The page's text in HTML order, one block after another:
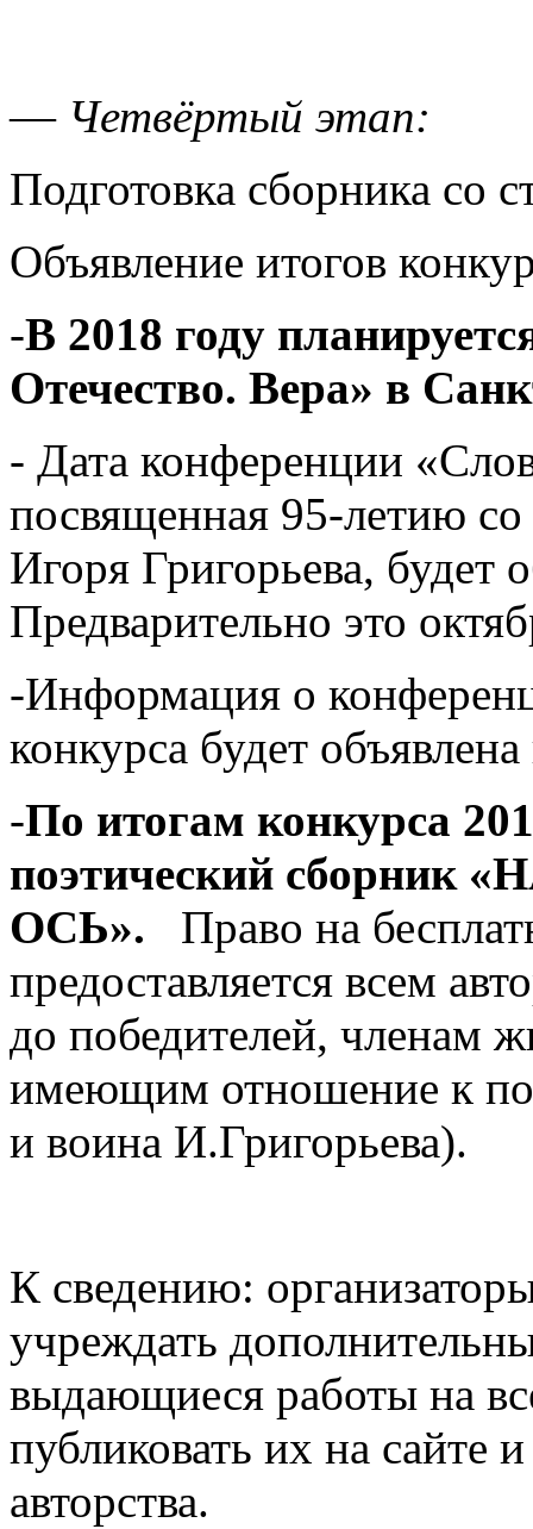
— Четвёртый этап:
Подготовка сборника со
Объявление итогов
-В 2018 году
Отечество. Вера» в
- Дата конференции
посвященная 95-летию
Игоря Григорьева, будет
Предварительно это
-Информация о
конкурса будет
-По итогам конкурса
поэтический
ОСЬ». Право на
предоставляется всем
до победителей, членам
имеющим отношение к
и воина И.Григорьева).
К сведению:
учреждать
выдающиеся работы на
публиковать их на сайте
авторства.